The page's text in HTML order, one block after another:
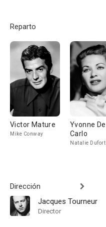
Reparto
Victor Mature
Mike Conway
Yvonne De
Carlo
Natalie Dufort
Dirección
Jacques Tourneur
Director